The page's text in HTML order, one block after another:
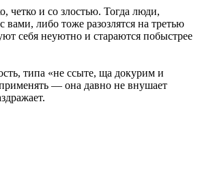
четко и со злостью. Тогда люди,
вами, либо тоже разозлятся на третью
себя неуютно и стараются побыстрее
типа «не ссыте, ща докурим и
— она давно не внушает